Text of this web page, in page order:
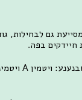
גם לבחילות,
חיידקים בפה.